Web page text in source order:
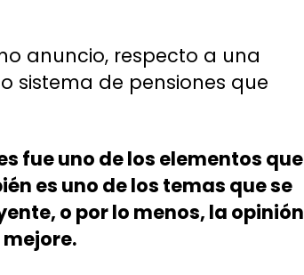
anuncio, respecto a una
sistema de pensiones que
fue uno de los elementos que
es uno de los temas que se
o por lo menos, la opinión